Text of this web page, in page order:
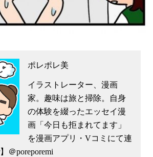
ポレポレ美
イラストレーター、漫画
家。趣味は旅と掃除。自身
の体験を綴ったエッセイ漫
画「今日も拒まれてます」
を漫画アプリ・Vコミにて連
＠poreporemi